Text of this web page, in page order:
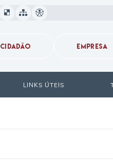
CIDADÃO EMPRESA
LINKS ÚTEIS